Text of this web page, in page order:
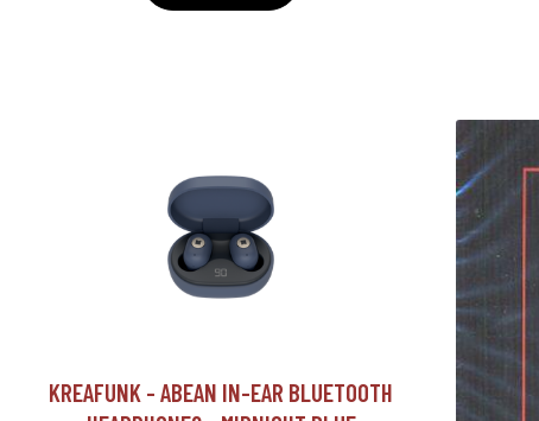
KREAFUNK - ABEAN IN-EAR BLUETOOTH